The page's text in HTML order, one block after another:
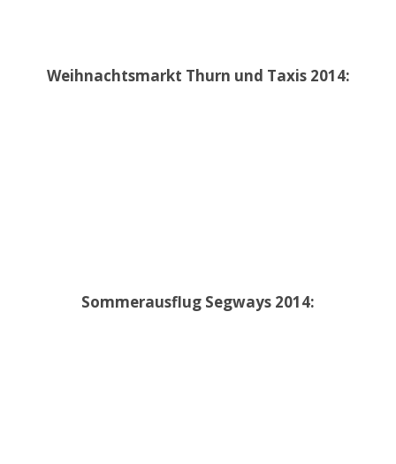
Weihnachtsmarkt Thurn und Taxis 2014:
Sommerausflug Segways 2014: